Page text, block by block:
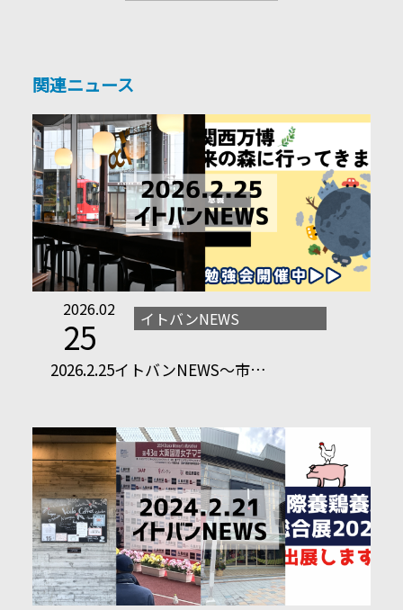
関連ニュース
2026.02
25 イトバンNEWS
2026.2.25イトバンNEWS～市…